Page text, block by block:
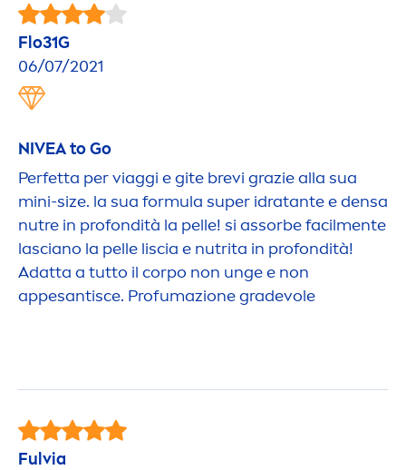
Flo31G
06/07/2021
NIVEAto Go
Perfetta per viaggi e gite brevi grazie alla sua
mini-size. la sua formula super idratante e densa
nutre in profondità la pelle! si assorbe facilmente
lasciano la pelle liscia e nutrita in profondità!
Adatta a tutto il corpo non unge e non
appesantisce. Profumazione gradevole
Fulvia